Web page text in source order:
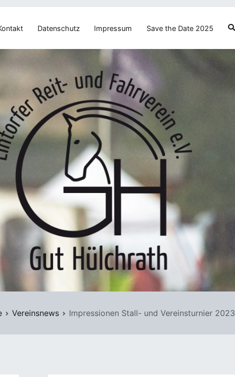
Datenschutz Impressum Save the Date 2025
Vereinsnews Impressionen Stall- und Vereinsturnier 2023